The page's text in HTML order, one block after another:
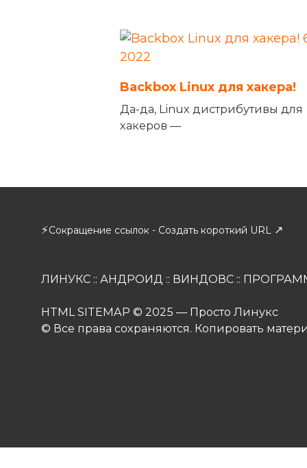
Backbox Linux для хакера!
Да-да, Linux дистрибутивы для
хакеров —
⚡Сокращение ссылок - Создать короткий URL ↗
ЛИНУКС :: АНДРОИД :: ВИНДОВС ::
HTML SITEMAP © 2025 — Просто Линукс
© Все права сохраняются. Копировать